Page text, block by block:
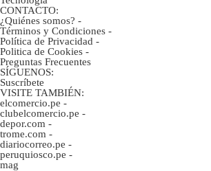
CONTACTO:
¿Quiénes somos? -
Términos y Condiciones -
Política de Privacidad -
Politica de Cookies -
Preguntas Frecuentes
SÍGUENOS:
Suscríbete
VISITE TAMBIÉN:
elcomercio.pe -
clubelcomercio.pe -
depor.com -
trome.com -
diariocorreo.pe -
peruquiosco.pe -
mag